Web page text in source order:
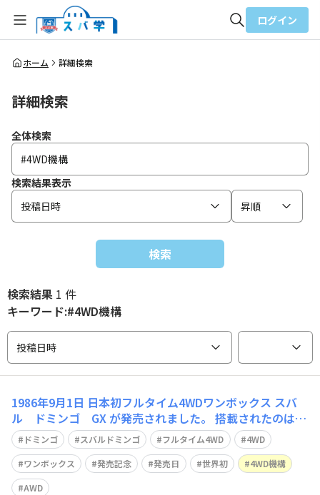
全体検索
ログイン
ホーム 詳細検索
詳細検索
全体検索
検索結果表示
投稿日時
昇順
検索
検索結果 1 件
キーワード:#4WD機構
投稿日時
1986年9月1日 日本初フルタイム4WDワンボックス スバ
ル ドミンゴ GX が発売されました。 搭載されたのはフ
リーランニング式フルタイム4WD 富士重工業は当時は
様々な4WD機構を各車の使い方に合わせ採用していまし
た。 ドミンゴは後輪駆動。 前輪に駆動力を伝えるトラン
スファー部に、ワン
ドミンゴ スバルドミンゴ フルタイム4WD
4WD
ワンボックス
発売記念 発売日 世界初
4WD機構
AWD